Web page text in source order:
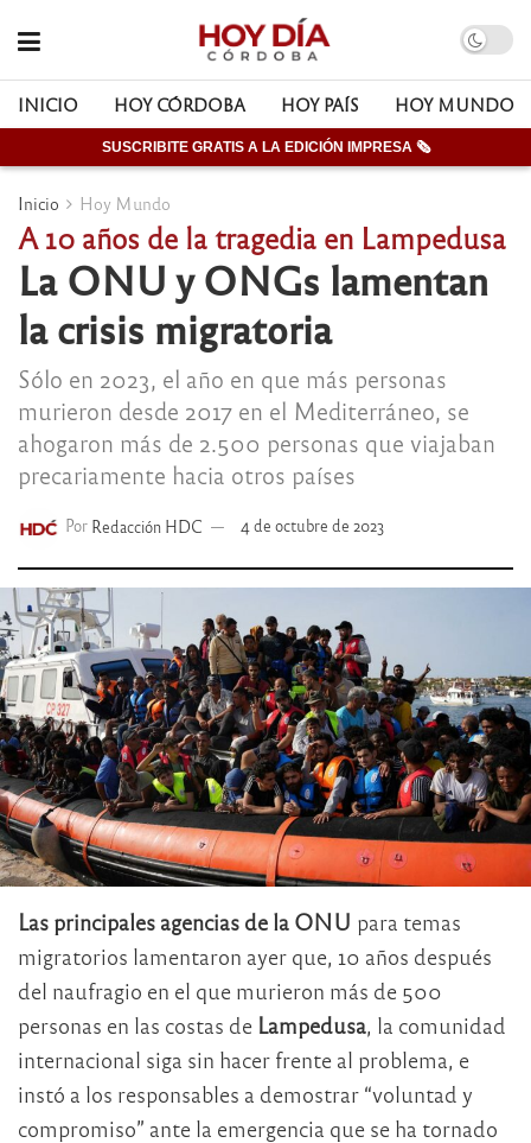
INICIO HOY CÓRDOBA HOY PAÍS HOY MUNDO
SUSCRIBITE GRATIS A LA EDICIÓN IMPRESA 🗞
Inicio Hoy Mundo
A 10 años de la tragedia en Lampedusa
La ONU y ONGs lamentan
la crisis migratoria
Sólo en 2023, el año en que más personas
murieron desde 2017 en el Mediterráneo, se
ahogaron más de 2.500 personas que viajaban
precariamente hacia otros países
Por Redacción HDC 4 de octubre de 2023
Las principales agencias de la ONU para temas
migratorios lamentaron ayer que, 10 años después
del naufragio en el que murieron más de 500
personas en las costas de Lampedusa, la comunidad
internacional siga sin hacer frente al problema, e
instó a los responsables a demostrar “voluntad y
compromiso” ante la emergencia que se ha tornado